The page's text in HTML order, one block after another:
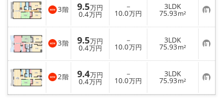
3階 9.5万円
0.4万円
－
10.0万円
3LDK
75.93m² お
気
に
入
り
登
録
3階 9.5万円
0.4万円
－
10.0万円
3LDK
75.93m² お
気
に
入
り
登
録
2階 9.4万円
0.4万円
－
10.0万円
3LDK
75.93m² お
気
に